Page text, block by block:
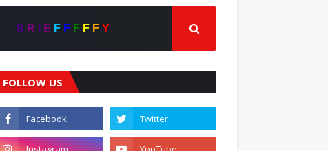
B R E F F F F F Y
FOLLOW US